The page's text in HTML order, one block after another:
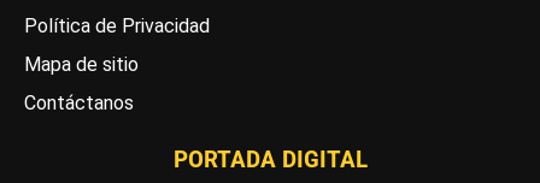
Política de Privacidad
Mapa de sitio
Contáctanos
PORTADA DIGITAL